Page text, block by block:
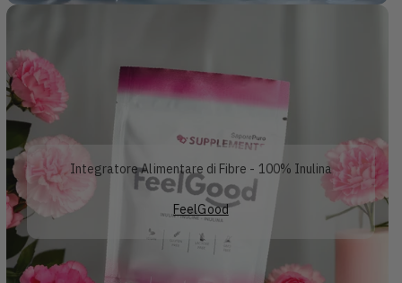
Integratore Alimentare di Fibre - 100% Inulina
FeelGood